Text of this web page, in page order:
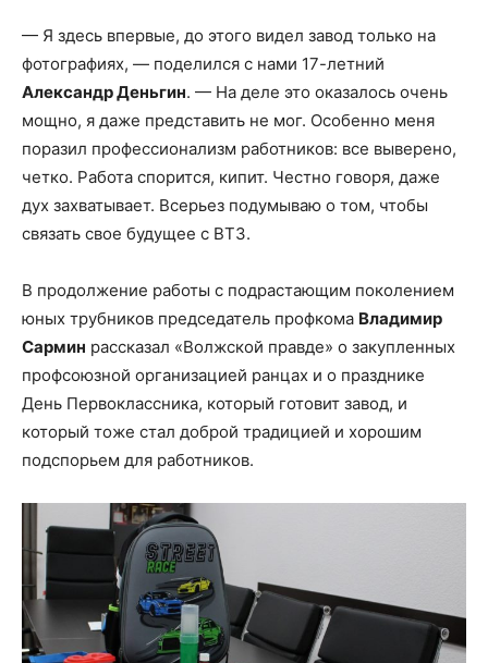
— Я здесь впервые, до этого видел завод только на
фотографиях, — поделился с нами 17-летний
Александр Деньгин. — На деле это оказалось очень
мощно, я даже представить не мог. Особенно меня
поразил профессионализм работников: все выверено,
четко. Работа спорится, кипит. Честно говоря, даже
дух захватывает. Всерьез подумываю о том, чтобы
связать свое будущее с ВТЗ.
В продолжение работы с подрастающим поколением
юных трубников председатель профкома Владимир
Сармин рассказал «Волжской правде» о закупленных
профсоюзной организацией ранцах и о празднике
День Первоклассника, который готовит завод, и
который тоже стал доброй традицией и хорошим
подспорьем для работников.